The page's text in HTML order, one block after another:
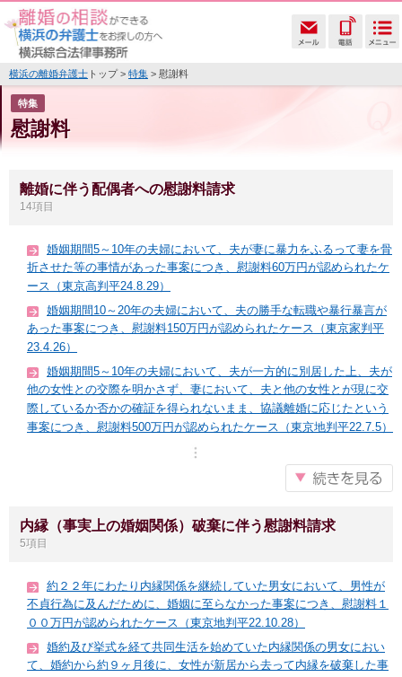
横浜の離婚弁護士 トップ > 特集 > 慰謝料
特集
慰謝料
離婚に伴う配偶者への慰謝料請求
14項目
婚姻期間5～10年の夫婦において、夫が妻に暴力をふるって妻を骨
折させた等の事情があった事案につき、慰謝料60万円が認められたケ
ース（東京高判平24.8.29）
婚姻期間10～20年の夫婦において、夫の勝手な転職や暴行暴言が
あった事案につき、慰謝料150万円が認められたケース（東京家判平
23.4.26）
婚姻期間5～10年の夫婦において、夫が一方的に別居した上、夫が
他の女性との交際を明かさず、妻において、夫と他の女性とが現に交
際しているか否かの確証を得られないまま、協議離婚に応じたという
事案につき、慰謝料500万円が認められたケース（東京地判平22.7.5）
内縁（事実上の婚姻関係）破棄に伴う慰謝料請求
5項目
約２２年にわたり内縁関係を継続していた男女において、男性が
不貞行為に及んだために、婚姻に至らなかった事案につき、慰謝料１
００万円が認められたケース（東京地判平22.10.28）
婚約及び挙式を経て共同生活を始めていた内縁関係の男女におい
て、婚約から約９ヶ月後に、女性が新居から去って内縁を破棄した事